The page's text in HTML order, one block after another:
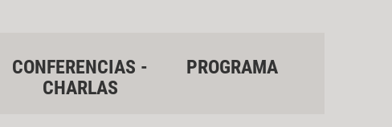
CONFERENCIAS -
CHARLAS
PROGRAMA